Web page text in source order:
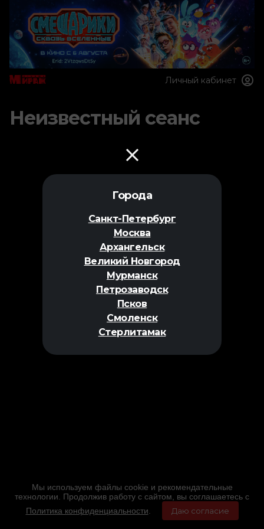
Города
Санкт-Петербург
Москва
Архангельск
Великий Новгород
Мурманск
Петрозаводск
Псков
Смоленск
Стерлитамак
Личный кабинет
Неизвестный сеанс
Мы используем файлы cookie и рекомендательные
технологии. Продолжив работу с сайтом, вы соглашаетесь с
Политика конфиденциальности
Даю согласие